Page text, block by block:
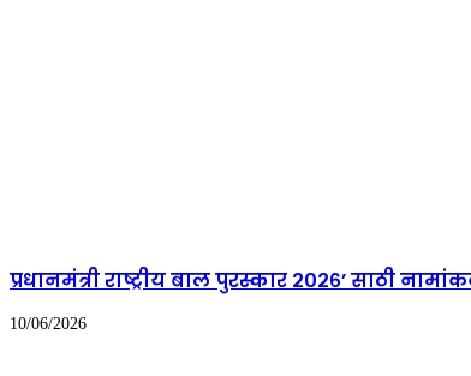
प्रधानमंत्री राष्ट्रीय बाल पुरस्कार २०२६’ साठी
10/06/2026